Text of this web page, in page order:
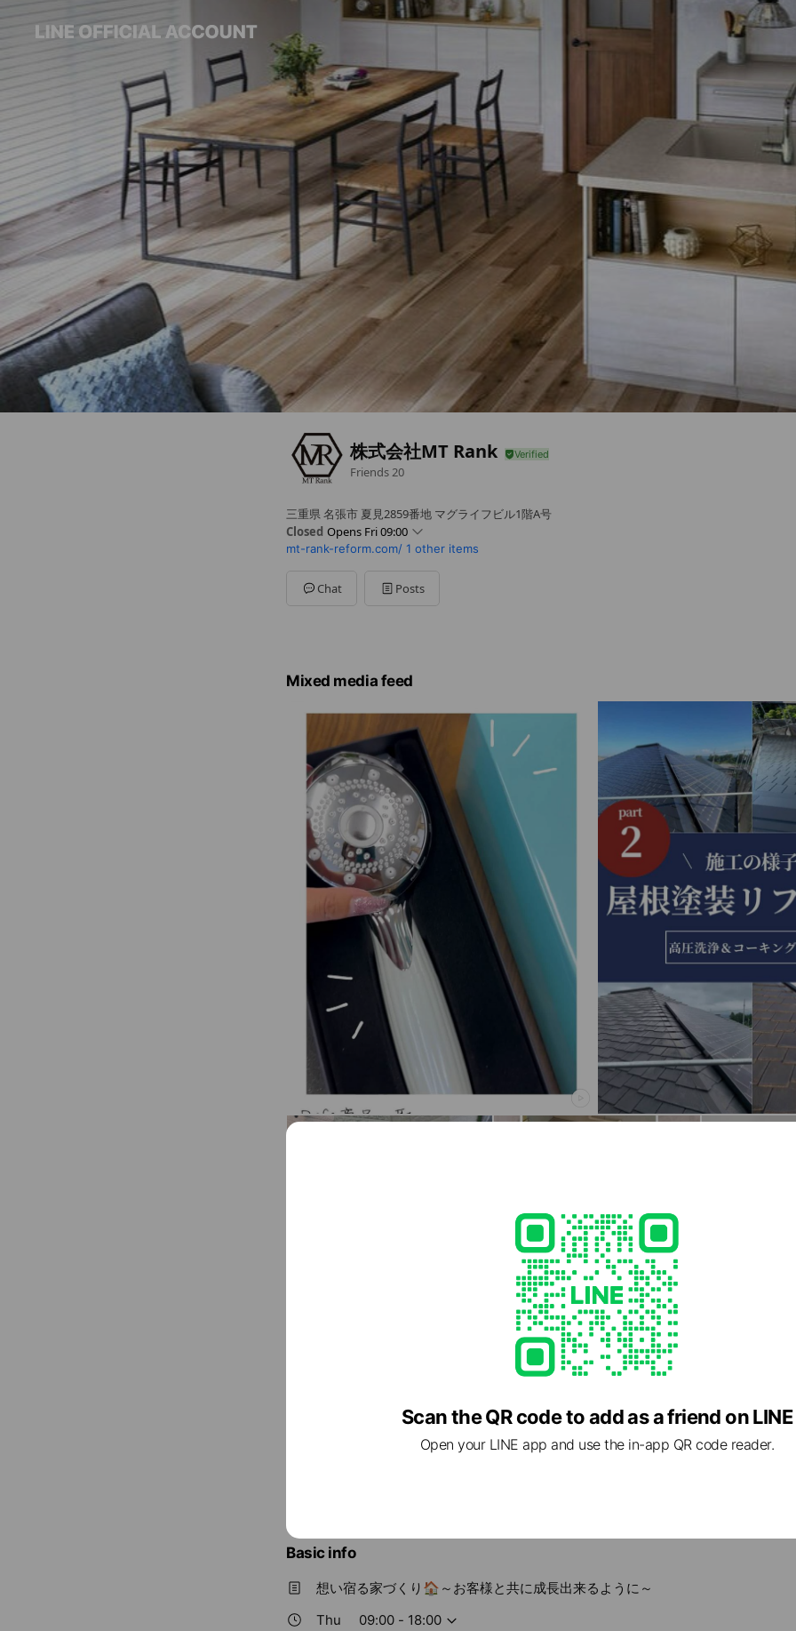
株式会社MT Rank
Friends 20
三重県 名張市 夏見2859番地 マグライフビル1階A号
Closed Opens Fri 09:00
Sun09:00 - 18:00
Tue09:00 - 18:00
mt-rank-reform.com/ 1 other items
Chat Posts
Mixed media feed
Basic info
想い宿る家づくり🏠～お客様と共に成長出来るように～
Thu
09:00 - 18:00
Scan the QR code to add as a friend on LINE
Open your LINE app and use the in-app QR code reader.